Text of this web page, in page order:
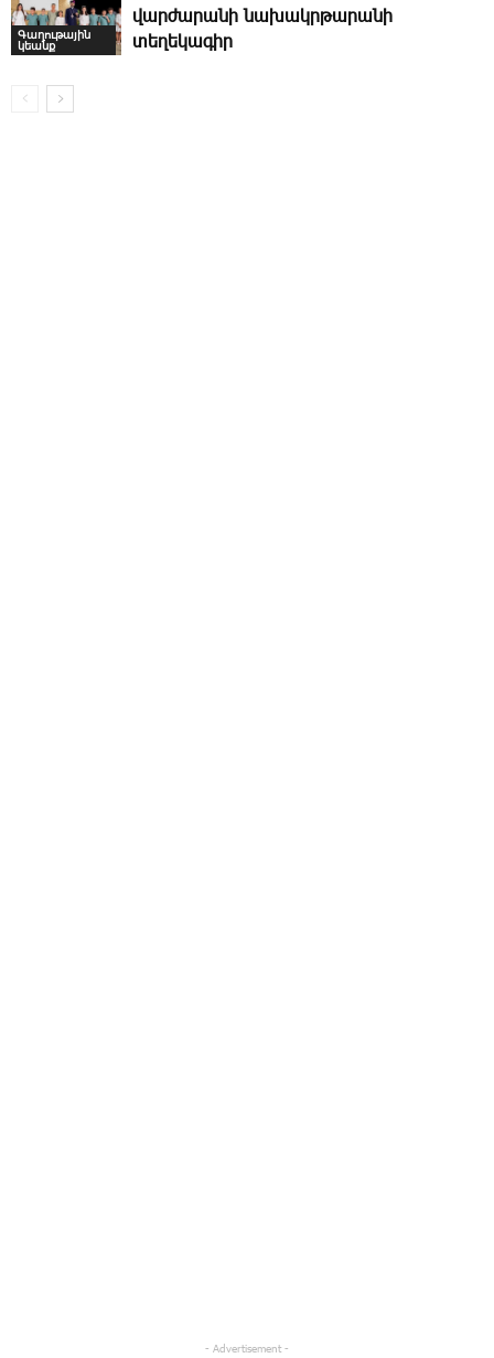
Գաղութային
կեանք
վարժարանի նախակրթարանի
տեղեկագիր
- Advertisement -